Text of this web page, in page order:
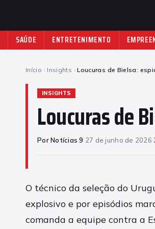
SAÚDE ENTRETENIMENTO
Início › Insights › Loucuras de Bielsa:
INSIGHTS
Loucuras de
Por Notícias 9·27 de junho de 2026·
O técnico da seleção do
explosivo e por episódios
comanda a equipe contra a